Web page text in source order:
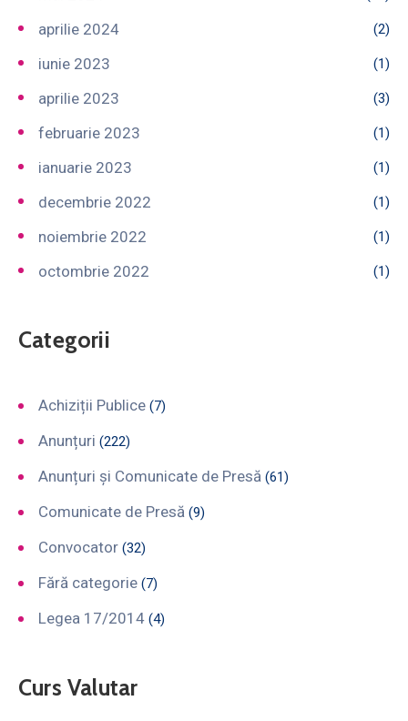
aprilie 2024 (2)
iunie 2023 (1)
aprilie 2023 (3)
februarie 2023 (1)
ianuarie 2023 (1)
decembrie 2022 (1)
noiembrie 2022 (1)
octombrie 2022 (1)
Categorii
Achiziții Publice (7)
Anunțuri (222)
Anunțuri și Comunicate de Presă (61)
Comunicate de Presă (9)
Convocator (32)
Fără categorie (7)
Legea 17/2014 (4)
Curs Valutar